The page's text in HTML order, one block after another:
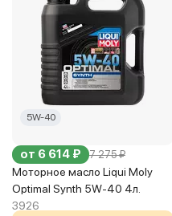
5W-40
от 6 614 ₽ 7 275 ₽
Моторное масло Liqui Moly
Optimal Synth 5W-40 4л.
3926